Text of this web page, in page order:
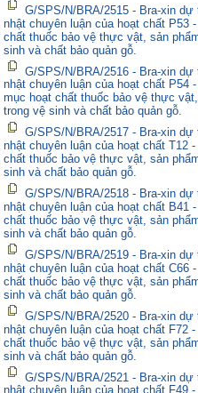
G/SPS/N/BRA/2515 - Bra-xin
nhật chuyên luận của hoạt chất P53
chất thuốc bảo vệ thực vật, sản
sinh và chất bảo quản gỗ.
G/SPS/N/BRA/2516 - Bra-xin
nhật chuyên luận của hoạt chất P54
mục hoạt chất thuốc bảo vệ thực
trong vệ sinh và chất bảo quản gỗ.
G/SPS/N/BRA/2517 - Bra-xin
nhật chuyên luận của hoạt chất T12
chất thuốc bảo vệ thực vật, sản
sinh và chất bảo quản gỗ.
G/SPS/N/BRA/2518 - Bra-xin
nhật chuyên luận của hoạt chất B41
chất thuốc bảo vệ thực vật, sản
sinh và chất bảo quản gỗ.
G/SPS/N/BRA/2519 - Bra-xin
nhật chuyên luận của hoạt chất C66
chất thuốc bảo vệ thực vật, sản
sinh và chất bảo quản gỗ.
G/SPS/N/BRA/2520 - Bra-xin
nhật chuyên luận của hoạt chất F72
chất thuốc bảo vệ thực vật, sản
sinh và chất bảo quản gỗ.
G/SPS/N/BRA/2521 - Bra-xin
nhật chuyên luận của hoạt chất F49